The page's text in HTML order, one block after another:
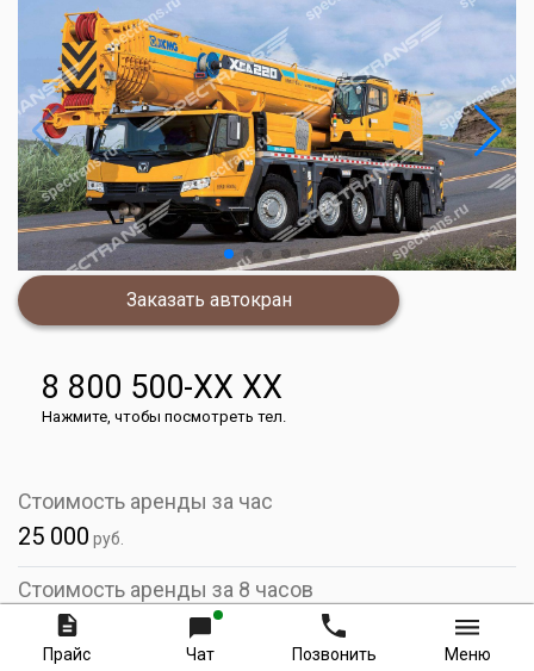
Заказать автокран
8 800 500-XX XX
Нажмите, чтобы посмотреть тел.
Стоимость аренды за час
25 000 руб.
Стоимость аренды за 8 часов
200 000
Прайс Чат Позвонить Меню